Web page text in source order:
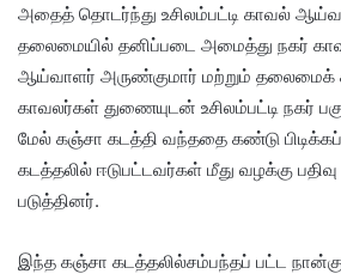
அதைத் தொடர்ந்து உசிலம்பட்டி காவல்
தலைமையில் தனிப்படை அமைத்து நகர்
ஆய்வாளர் அருண்குமார் மற்றும் தலைமைக்
காவலர்கள் துணையுடன் உசிலம்பட்டி நகர்
மேல் கஞ்சா கடத்தி வந்ததை கண்டு
கடத்தலில் ஈடுபட்டவர்கள் மீது வழக்கு
படுத்தினர்.
இந்த கஞ்சா கடத்தலில்சம்பந்தப் பட்ட நான்கு